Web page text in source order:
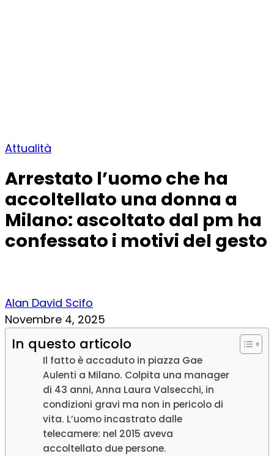
Attualità
Arrestato l’uomo che ha
accoltellato una donna a
Milano: ascoltato dal pm ha
confessato i motivi del gesto
Alan David Scifo
Novembre 4, 2025
In questo articolo
Il fatto è accaduto in piazza Gae
Aulenti a Milano. Colpita una manager
di 43 anni, Anna Laura Valsecchi, in
condizioni gravi ma non in pericolo di
vita. L’uomo incastrato dalle
telecamere: nel 2015 aveva
accoltellato due persone.